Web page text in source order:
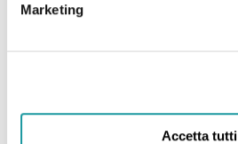
Marketing
Accetta tutti